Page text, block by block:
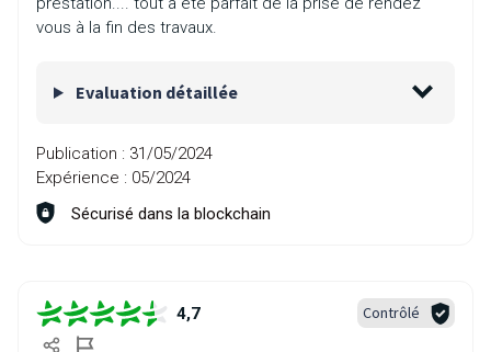
vous à la fin des travaux.
Evaluation détaillée
Publication : 31/05/2024
Expérience : 05/2024
Sécurisé dans la blockchain
4,7 Contrôlé